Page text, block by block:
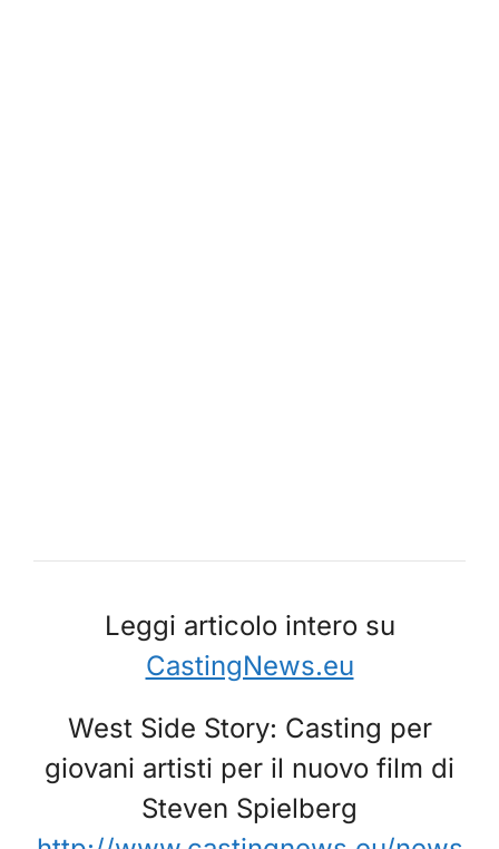
Leggi articolo intero su
CastingNews.eu
West Side Story: Casting per
giovani artisti per il nuovo film di
Steven Spielberg